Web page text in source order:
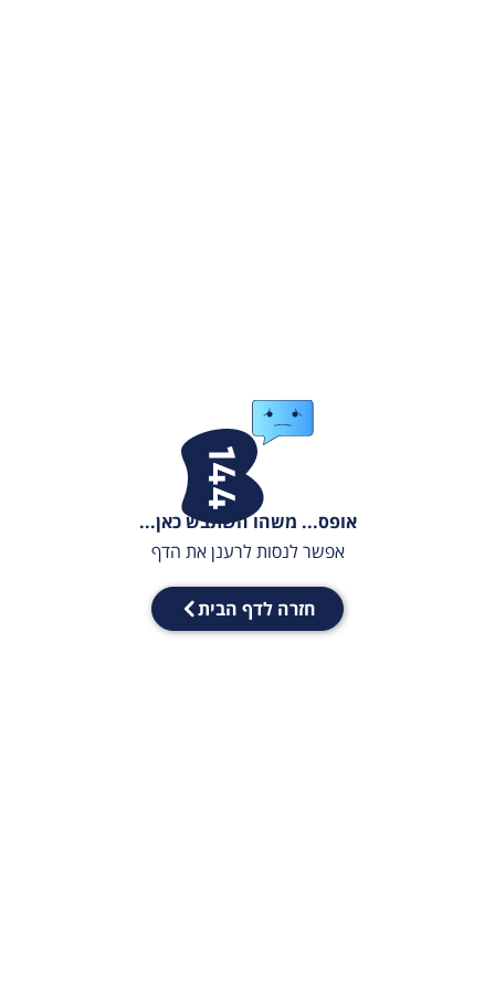
אופס... משהו השתבש כאן...
אפשר לנסות לרענן את הדף
חזרה לדף הבית